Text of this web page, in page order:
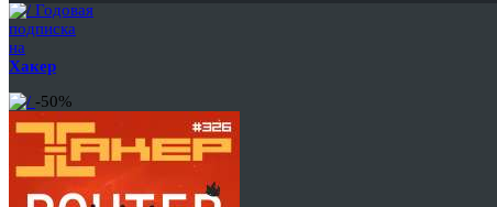
Годовая
подписка
на
Хакер
-50%